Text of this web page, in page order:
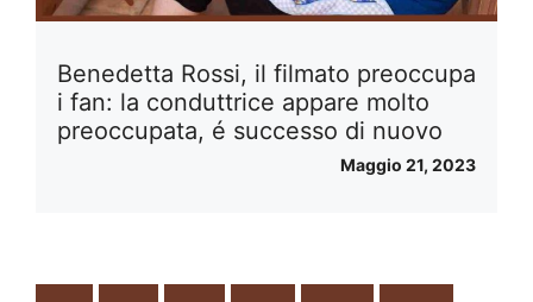
Benedetta Rossi, il filmato preoccupa
i fan: la conduttrice appare molto
preoccupata, é successo di nuovo
Maggio 21, 2023